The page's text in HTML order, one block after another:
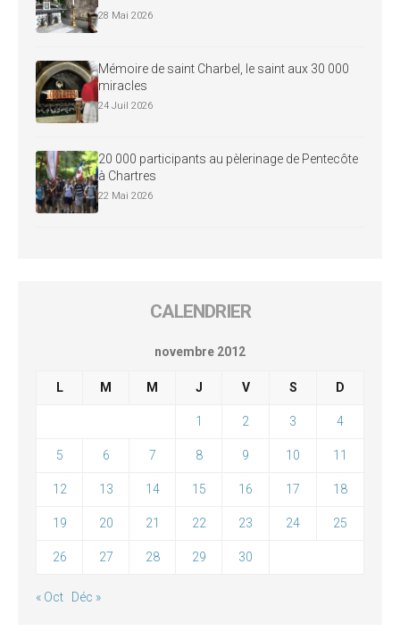
28 Mai 2026
Mémoire de saint Charbel, le saint aux 30 000
miracles
24 Juil 2026
20 000 participants au pèlerinage de Pentecôte
à Chartres
22 Mai 2026
CALENDRIER
novembre 2012
L M M J V S D
1 2 3 4
5 6 7 8 9 10 11
12 13 14 15 16 17 18
19 20 21 22 23 24 25
26 27 28 29 30
« Oct Déc »